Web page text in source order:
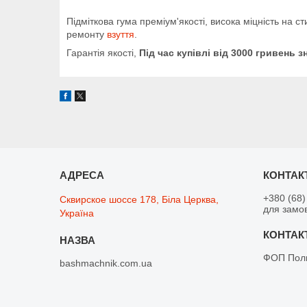
Підміткова гума преміум'якості, висока міцність
ремонту взуття
Гарантія якості, Під час купівлі від 3000
Сквирское шоссе 178, Біла Церква,
Україна
bashmachnik.com.ua
+380
для
ФОП